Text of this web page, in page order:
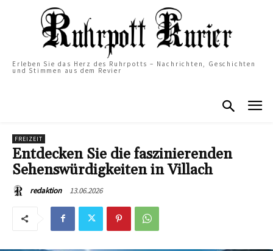
Erleben Sie das Herz des Ruhrpotts – Nachrichten, Geschichten
und Stimmen aus dem Revier
FREIZEIT
Entdecken Sie die faszinierenden
Sehenswürdigkeiten in Villach
redaktion 13.06.2026